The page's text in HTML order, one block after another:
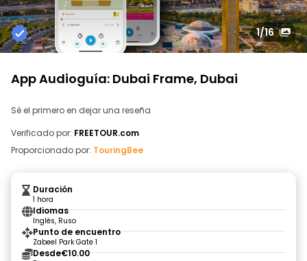
1/16
App Audioguía: Dubai Frame, Dubai
Sé el primero en dejar una reseña
Verificado por: FREETOUR.com
Proporcionado por: TouringBee
Duración
1 hora
Idiomas
Inglés, Ruso
Punto de encuentro
Zabeel Park Gate 1
Desde€10.00